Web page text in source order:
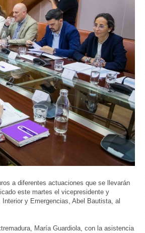
a diferentes actuaciones que se llevarán
este martes el vicepresidente y
y Emergencias, Abel Bautista, al
María Guardiola, con la asistencia